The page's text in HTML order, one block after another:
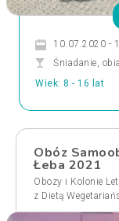
10.07.2020 -
Śniadanie,
Wiek: 8 - 16 lat
Obóz
Łeba 2021
Obozy i Kolonie
z Dietą